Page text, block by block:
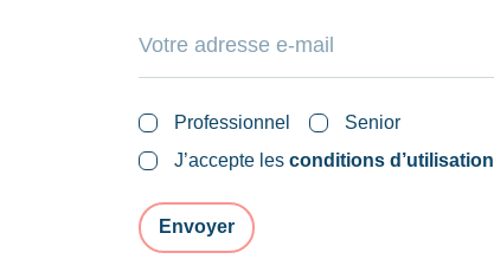
Professionnel
Senior
J’accepte lesconditions d’utilisation